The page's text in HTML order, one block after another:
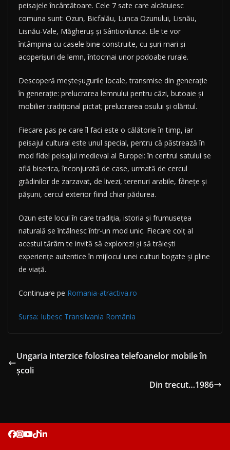
peisajele încântătoare. Cele 7 sate care alcătuiesc
comuna sunt: Ozun, Bicfalău, Lunca Ozunului, Lisnău,
Lisnău-Vale, Măgheruș și Sântionlunca. Ele te vor
întâmpina cu casele bine construite, cu șuri mari și
acoperișuri de lemn, întocmai unor podoabe rurale.
Descoperă meșteșugurile locale, transmise din generație
în generație: prelucrarea lemnului pentru căzi, butoaie și
mobilier tradițional pictat; prelucrarea osului și olăritul.
Fiecare pas pe care îl faci este o călătorie în timp, iar
peisajul cultural este unul special, pentru că păstrează în
mod fidel peisajul medieval al Europei: în centrul satului se
află biserica, înconjurată de case, urmată de cercul
grădinilor de zarzavat, de livezi, terenuri arabile, fânețe și
pășuni, cercul exterior fiind chiar pădurea.
Ozun este locul în care tradiția, istoria și frumusețea
naturală se întâlnesc într-un mod unic. Fiecare colț al
acestui tărâm te invită să explorezi și să trăiești
experiențe autentice în mijlocul unei culturi bogate și pline
de viață.
Continuare pe Romania-atractiva.ro
Sursa: Iubesc Transilvania România
Ungaria interzice folosirea telefoanelor mobile în
școli
Din trecut…1986